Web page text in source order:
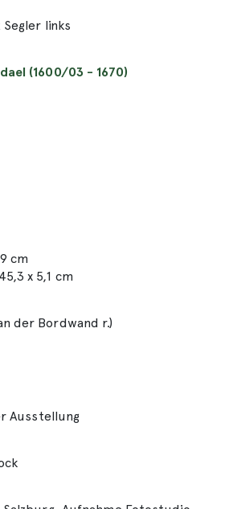
links
(1600/03 - 1670)
cm
x 5,1 cm
der Bordwand r.)
Ausstellung